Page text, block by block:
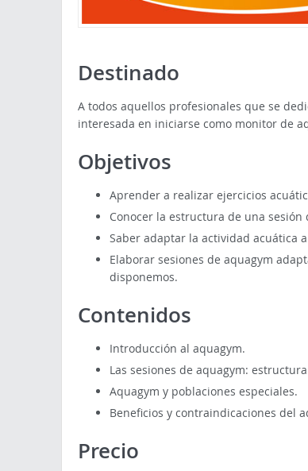
Destinado
A todos aquellos profesionales que se
interesada en iniciarse como monitor de
Objetivos
Aprender a realizar ejercicios
Conocer la estructura de una
Saber adaptar la actividad acuática
Elaborar sesiones de aquagym
disponemos.
Contenidos
Introducción al aquagym.
Las sesiones de aquagym:
Aquagym y poblaciones especiales.
Beneficios y contraindicaciones del
Precio